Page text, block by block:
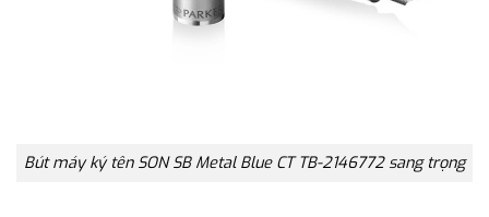
Bút máy ký tên SON SB Metal Blue CT TB-2146772 sang trọng